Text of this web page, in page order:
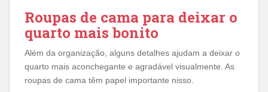
Roupas de cama para deixar o
quarto mais bonito
Além da organização, alguns detalhes ajudam a deixar o
quarto mais aconchegante e agradável visualmente. As
roupas de cama têm papel importante nisso.